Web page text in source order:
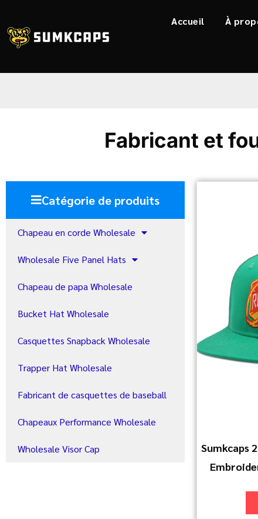
Accueil À
Fabricant et
Catégorie de produits
Chapeau en corde Wholesale
Wholesale Five Panel Hats
Chapeau de papa Wholesale
Bucket Hat Wholesale
Casquettes Snapback Wholesale
Trapper Hat Wholesale
Fabricant de casquettes de baseball
Chapeaux Performance Wholesale
Wholesale Visor Cap
Sumkcaps